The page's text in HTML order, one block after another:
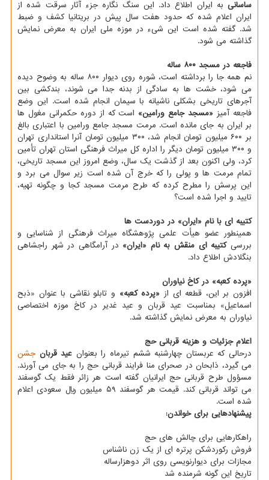
ساسانی به ایران اطلاع داد. این سنگ نگاره جزء آثار سرقت شده از
ایران اعلام شده که حدود هفت سال پیش در بریتانیا کشف و ضبط
شد. گفته شده است این شیء در موزه ملی ایران به معرض نمایش
گذاشته می شود.
فاجعه در مسجد ۸۰۰ ساله
نم همه جا را برداشته است، شوره روی دیوار ۸۰۰ ساله به وضوح دیده
می شود، خشت ها به سادگی از بدنه جدا می شوند، بندکشی بین
آجرهای تاریخی بشکلی ناشیانه با سیمان انجام شده است. این وضع
فاجعه آمیز «مسجد جامع ورامین» است که از دوره حکمرانی مغول ها
بر ایران به جای مانده است. مرمت مسجد جامع ورامین با اعتباری بالغ
بر ۶۰۰ میلیون تومان انجام شد، ۳۰۰ میلیون تومان آنرا استانداری تهران
و ۳۰۰ میلیون تومان دیگر را اداره کل میراث فرهنگی استان تهران تأمین
کرد، ولی اکنون بعد از گذشت یک سال، وضع امروز این مسجد تاریخی،
تمام مرمت ها و پولی را که خرج آن شده است زیر سوال می برد و
این پرسش را مطرح کرده که طرح مرمت مسجد کجا و چگونه تهیه،
تایید و اجرا شده است؟
کتیبه ای با نام «ایران» در دوردست ها
همینطور عضو هیأت علمی پژوهشگاه میراث فرهنگی از شناسایی و
بررسیکتیبه ای منقش به نام «ایران» در آرامگاهی در شهر راجشاهی
بنگلادش اطلاع داد.
«پرده کعبه» در کاخ نیاوران
افزون بر این، قطعه ای از «پرده کعبه» و تابلو نقاشی با عنوان «ذبح
اسماعیل» بمناسبت عید قربان و عید غدیر در کاخ موزه اختصاصی
نیاوران به معرض نمایش گذاشته شد.
اعلام جزئیات و هزینه قربانی حج
درحالی که عربستان چهارشنبه ششم تیرماه را بعنوان عید قربان جشن
می گیرد، ذابحان در صحرای منا فرایند قربانی حج را به جای می آورند.
مسؤول طرح قربانی حج ایرانیان گفته است هر زائر فقط یک گوسفند
می تواند قربانی کند. قیمت هر گوسفند ۵۹ میلیون ریال سعودی اعلام
شده است.
پیشنهادهایی برای خواندن:
راهکارهایی برای چالش های حج
فروش رکوردشکن پرتره ای از یک زن ناشناس
مجازات برای دیوارنویسی روی اثر دوهزارساله
تاریخ این گونه شرمنده شد